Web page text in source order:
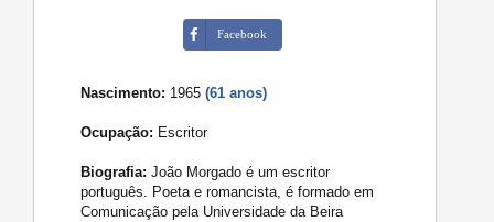
Facebook
Nascimento: 1965(61 anos)
Ocupação: Escritor
Biografia: João Morgado é um escritor
português. Poeta e romancista, é formado em
Comunicação pela Universidade da Beira